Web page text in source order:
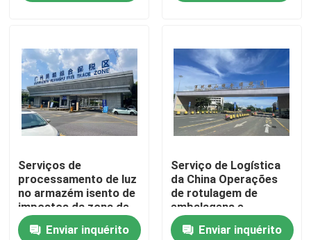
Controle de qualidade
Contacte-nos
Notícias
Solicite um orçamento
Serviços de
processamento de luz
no armazém isento de
impostos da zona de
livre comércio de
GuangzhouEnviar inquérito
Serviço de Logística
da China Operações
de rotulagem de
embalagens e
embalagens
Enviar inquérito